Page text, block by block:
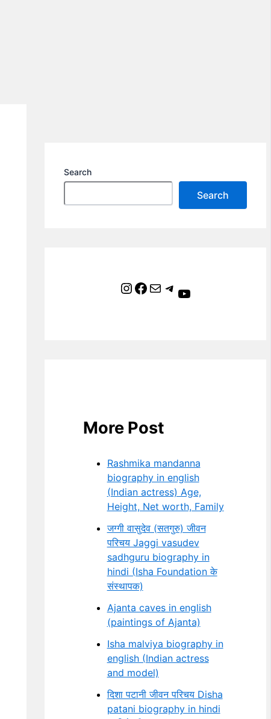
Search
Search
Instagram Facebook Mail Telegram YouTube
More Post
Rashmika mandanna
biography in english
(Indian actress) Age,
Height, Net worth, Family
जग्गी वासुदेव (सतगुरु) जीवन
परिचय Jaggi vasudev
sadhguru biography in
hindi (Isha Foundation के
संस्थापक)
Ajanta caves in english
(paintings of Ajanta)
Isha malviya biography in
english (Indian actress
and model)
दिशा पटानी जीवन परिचय Disha
patani biography in hindi